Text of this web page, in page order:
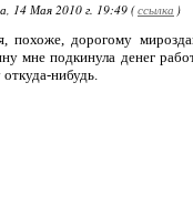
14 Мая 2010 г. 19:49 (ссылка )
похоже, дорогому
мне подкинула денег
нибудь.